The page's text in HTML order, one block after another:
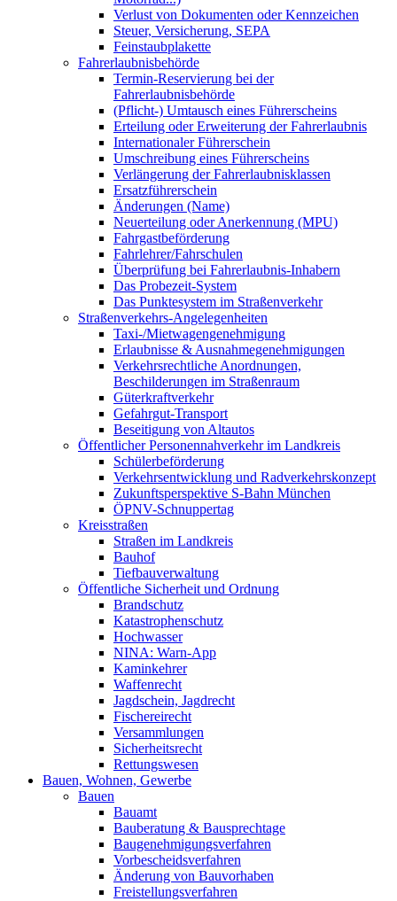
Verlust von Dokumenten oder Kennzeichen
Steuer, Versicherung, SEPA
Feinstaubplakette
Fahrerlaubnisbehörde
Termin-Reservierung bei der
Fahrerlaubnisbehörde
(Pflicht-) Umtausch eines Führerscheins
Erteilung oder Erweiterung der Fahrerlaubnis
Internationaler Führerschein
Umschreibung eines Führerscheins
Verlängerung der Fahrerlaubnisklassen
Ersatzführerschein
Änderungen (Name)
Neuerteilung oder Anerkennung (MPU)
Fahrgastbeförderung
Fahrlehrer/Fahrschulen
Überprüfung bei Fahrerlaubnis-Inhabern
Das Probezeit-System
Das Punktesystem im Straßenverkehr
Straßenverkehrs-Angelegenheiten
Taxi-/Mietwagengenehmigung
Erlaubnisse & Ausnahmegenehmigungen
Verkehrsrechtliche Anordnungen,
Beschilderungen im Straßenraum
Güterkraftverkehr
Gefahrgut-Transport
Beseitigung von Altautos
Öffentlicher Personennahverkehr im Landkreis
Schülerbeförderung
Verkehrsentwicklung und Radverkehrskonzept
Zukunftsperspektive S-Bahn München
ÖPNV-Schnuppertag
Kreisstraßen
Straßen im Landkreis
Bauhof
Tiefbauverwaltung
Öffentliche Sicherheit und Ordnung
Brandschutz
Katastrophenschutz
Hochwasser
NINA: Warn-App
Kaminkehrer
Waffenrecht
Jagdschein, Jagdrecht
Fischereirecht
Versammlungen
Sicherheitsrecht
Rettungswesen
Bauen, Wohnen, Gewerbe
Bauen
Bauamt
Bauberatung & Bausprechtage
Baugenehmigungsverfahren
Vorbescheidsverfahren
Änderung von Bauvorhaben
Freistellungsverfahren